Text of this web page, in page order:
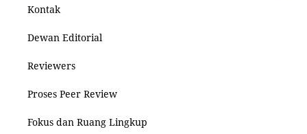
Kontak
Dewan Editorial
Reviewers
Proses Peer Review
Fokus dan Ruang Lingkup